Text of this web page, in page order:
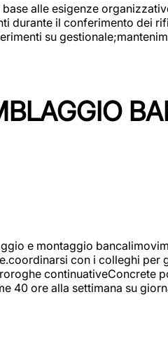
alle esigenze
durante il conferimento dei
su
e montaggio
con i colleghi
continuativeConcrete
40 ore alla settimana su